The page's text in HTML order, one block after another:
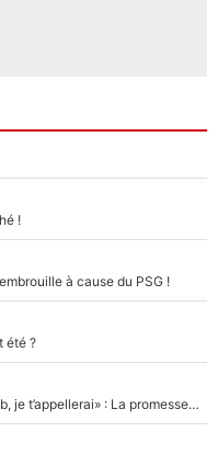
!
à cause du PSG !
été ?
Mercato - OM - «Dès que je prends un club, je t’appellerai» : La promesse de Marcelino au moment de claquer la porte